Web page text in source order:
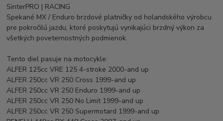
SinterPRO | RACING
Spekané MX / Enduro brzdové platničky od holandského výrobcu
pre pokročilú jazdu, ktoré poskytujú vynikajúci brzdný výkon za
všetkých poveternostných podmienok.
Tento diel pasuje na motocykle:
ALFER 125cc VRE 125 4-stroke 2000-and up
ALFER 250cc VR 250 Cross 1999-and up
ALFER 250cc VR 250 Enduro 1999-and up
ALFER 250cc VR 250 No Limit 1999-and up
ALFER 250cc VR 250 Supermotard 1999-and up